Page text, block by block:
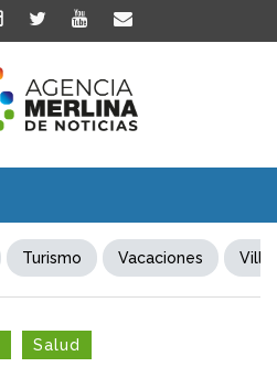
Turismo Vacaciones Villa
Salud